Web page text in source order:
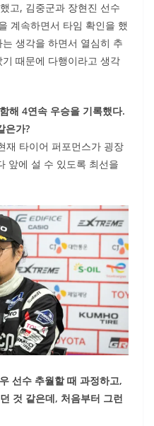
고, 김중군과 장현진 선수
계속하면서 타임 확인을 했
생각을 하면서 열심히 추
때문에 다행이라고 생각
해 4연속 우승을 기록했다.
은가?
재 타이어 퍼포먼스가 굉장
앞에 설 수 있도록 최선을
선수 추월할 때 과정하고,
것 같은데, 처음부터 그런